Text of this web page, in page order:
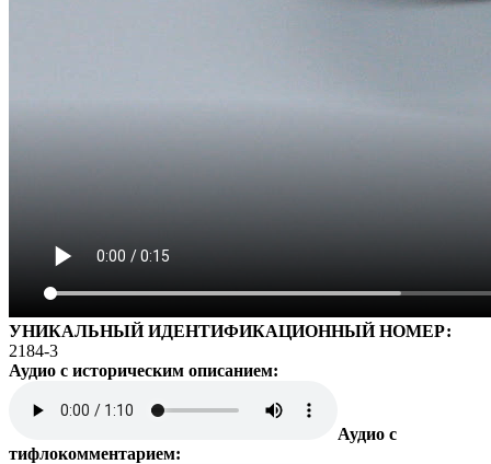
УНИКАЛЬНЫЙ ИДЕНТИФИКАЦИОННЫЙ НОМЕР:
2184-3
Аудио с историческим описанием:
Аудио с
тифлокомментарием: